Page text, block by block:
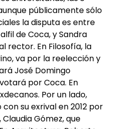
públicamente sólo
la disputa es entre
de Coca, y Sandra
rector. En Filosofía, la
va por la reelección y
José Domingo
por Coca. En
Por un lado,
su exrival en 2012 por
Gómez, que